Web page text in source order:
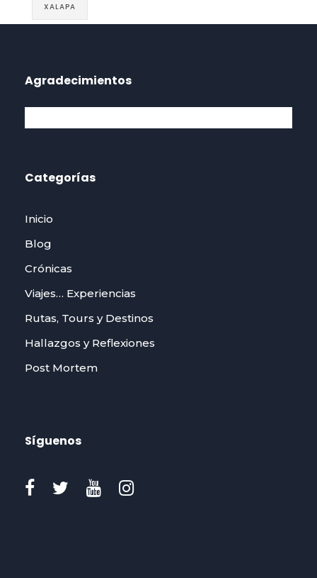
XALAPA
Agradecimientos
Categorías
Inicio
Blog
Crónicas
Viajes… Experiencias
Rutas, Tours y Destinos
Hallazgos y Reflexiones
Post Mortem
Síguenos